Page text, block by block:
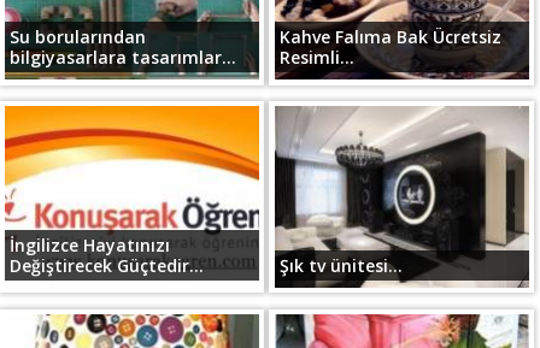
Su borularından
bilgiyasarlara tasarımlar...
Kahve Falıma Bak Ücretsiz
Resimli...
İngilizce Hayatınızı
Değiştirecek Güçtedir...
Şık tv ünitesi...